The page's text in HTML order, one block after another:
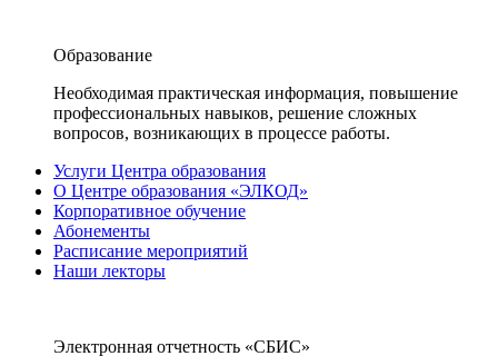
Образование
Необходимая практическая информация, повышение
профессиональных навыков, решение сложных
вопросов, возникающих в процессе работы.
Услуги Центра образования
О Центре образования «ЭЛКОД»
Корпоративное обучение
Абонементы
Расписание мероприятий
Наши лекторы
Электронная отчетность «СБИС»